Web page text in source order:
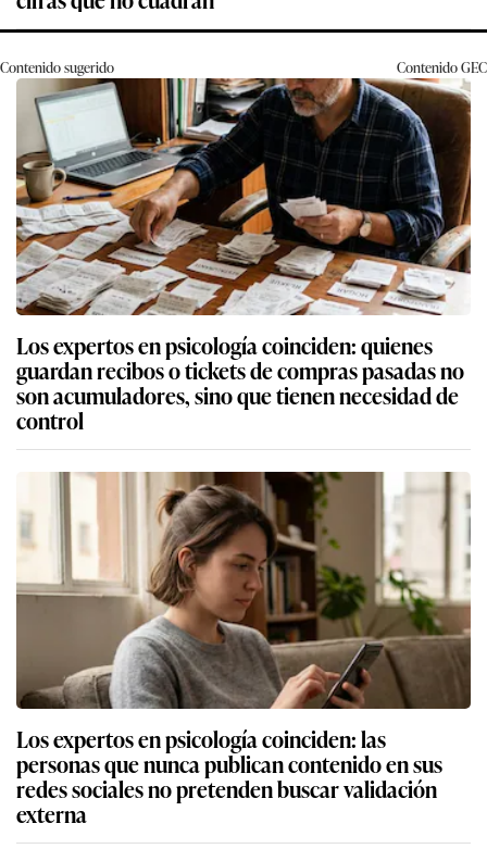
Contenido sugerido ContenidoGEC
Los expertos en psicología coinciden: quienes
guardan recibos o tickets de compras pasadas no
son acumuladores, sino que tienen necesidad de
control
Los expertos en psicología coinciden: las
personas que nunca publican contenido en sus
redes sociales no pretenden buscar validación
externa